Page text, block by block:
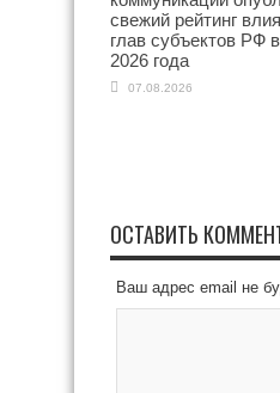
свежий рейтинг
глав субъектов РФ
2026 года
07.08.2026
ОСТАВИТЬ
Ваш адрес email не